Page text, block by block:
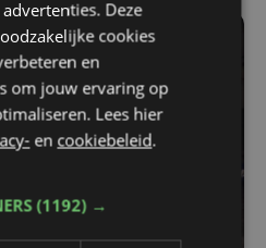
Deze
cookies
en
om jouw ervaring op
Lees hier
en cookiebeleid.
(1192) →